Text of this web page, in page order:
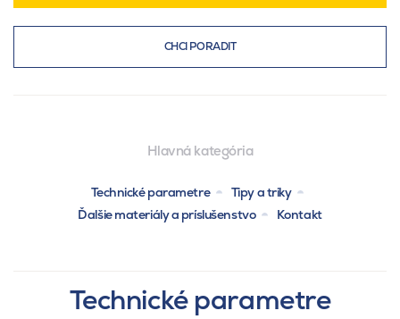
CHCI PORADIT
Hlavná kategória
Technické parametre
Tipy a triky
Ďalšie materiály a príslušenstvo
Kontakt
Technické parametre